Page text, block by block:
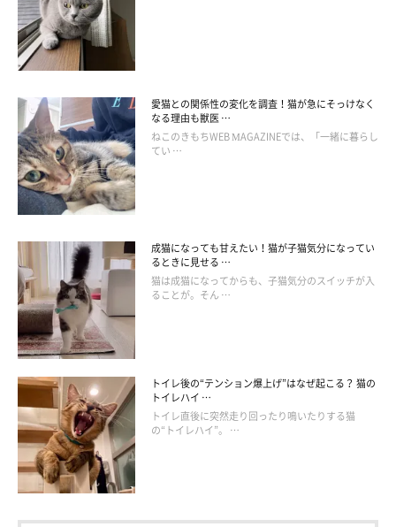
また、愛猫を中心に予定を組んでいるという声や、愛猫のために
仕事をしているという声も。
・「すべての予定を決める際に、愛猫のことが頭をよぎる（旅行
も長い外出も）」
・「仕事やプライベートで出かけていても、ふっと愛描のことを
・「猫の医療費を稼ぐために仕事をしている」
・「猫のためにマンション購入」
・「猫のためにクーラーをつけたり、コタツを用意したり。猫が
快適に過ごせるように考える」
愛猫との関係性の変化を調査！猫が急にそっけなく
なる理由も獣医 …
ねこのきもちWEB MAGAZINEでは、「一緒に暮らし
てい …
成猫になっても甘えたい！猫が子猫気分になってい
るときに見せる …
猫は成猫になってからも、子猫気分のスイッチが入
ることが。そん …
トイレ後の“テンション爆上げ”はなぜ起こる？ 猫の
トイレハイ …
トイレ直後に突然走り回ったり鳴いたりする猫
の“トイレハイ”。 …